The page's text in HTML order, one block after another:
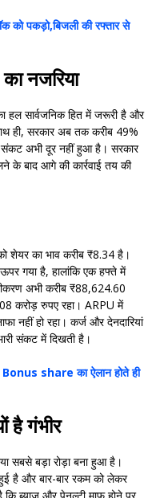
को पकड़ो,बिजली की रफ्तार से
नजरिया
हल सार्वजनिक हित में जरूरी है और
ही, सरकार अब तक करीब 49%
संकट अभी दूर नहीं हुआ है। सरकार
के बाद आगे की कार्रवाई तय की
शेयर का भाव करीब ₹8.34 है।
गया है, हालांकि एक हफ्ते में
अभी करीब ₹88,624.60
करोड़ रुपए रहा। ARPU में
नहीं हो रहा। कर्ज और देनदारियां
संकट में दिखती है।
Bonus share का ऐलान होते ही
है गंभीर
सबसे बड़ा रोड़ा बना हुआ है।
है और बार-बार रकम को लेकर